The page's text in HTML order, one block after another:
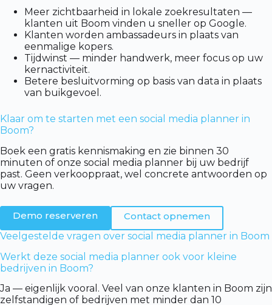
Meer zichtbaarheid in lokale zoekresultaten —
klanten uit Boom vinden u sneller op Google.
Klanten worden ambassadeurs in plaats van
eenmalige kopers.
Tijdwinst — minder handwerk, meer focus op uw
kernactiviteit.
Betere besluitvorming op basis van data in plaats
van buikgevoel.
Klaar om te starten met een social media planner in
Boom?
Boek een gratis kennismaking en zie binnen 30
minuten of onze social media planner bij uw bedrijf
past. Geen verkooppraat, wel concrete antwoorden op
uw vragen.
Demo reserveren
Contact opnemen
Veelgestelde vragen over social media planner in Boom
Werkt deze social media planner ook voor kleine
bedrijven in Boom?
Ja — eigenlijk vooral. Veel van onze klanten in Boom zijn
zelfstandigen of bedrijven met minder dan 10